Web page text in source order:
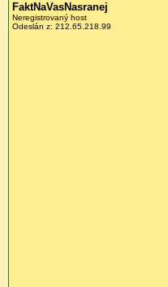
FaktNaVasNasranej
Neregistrovaný host
Odeslán z: 212.65.218.99